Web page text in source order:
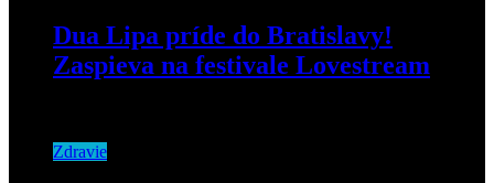
Dua Lipa príde do Bratislavy!
Zaspieva na festivale Lovestream
Zdravie